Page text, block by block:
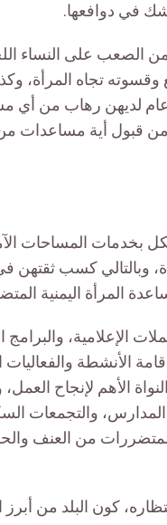
في دوافعها.
قاسم (مدرسة مادة اجتماعيات) لمنصتي 30: “من
تجاه المرأة،
لديهن رهاب من أي
من قبول أية مساعدات
بخدمات المساحات
وبالتالي كسب ثقتهن
المرأة اليمنية
الإعلامية،
الأنشطة والفعاليات
الأهم لإنجاح
والتجمعات
من العنف
كون البلد من أبرز